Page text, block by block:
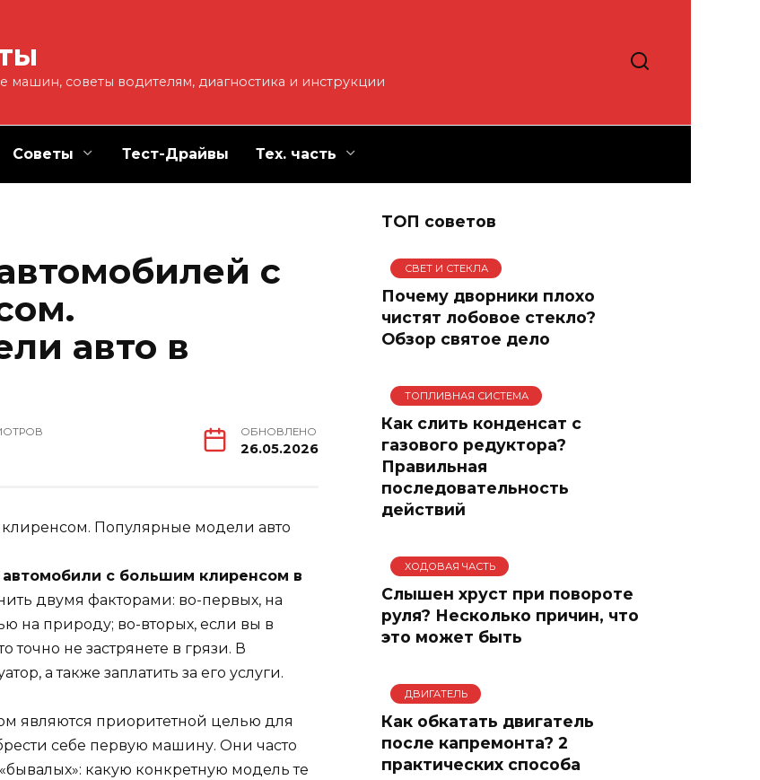
машин, советы водителям, диагностика и инструкции
Советы Тест-Драйвы Тех. часть
с
авто в
ОБНОВЛЕНО
26.05.2026
с большим клиренсом в
двумя факторами: во-первых, на
на природу; во-вторых, если вы в
точно не застрянете в грязи. В
а также заплатить за его услуги.
являются приоритетной целью для
себе первую машину. Они часто
какую конкретную модель те
ТОП советов
СВЕТ И СТЕКЛА
Почему дворники плохо
чистят лобовое стекло?
Обзор святое дело
ТОПЛИВНАЯ СИСТЕМА
Как слить конденсат с
газового редуктора?
Правильная
последовательность
действий
ХОДОВАЯ ЧАСТЬ
Слышен хруст при повороте
руля? Несколько причин, что
это может быть
ДВИГАТЕЛЬ
Как обкатать двигатель
после капремонта? 2
практических способа